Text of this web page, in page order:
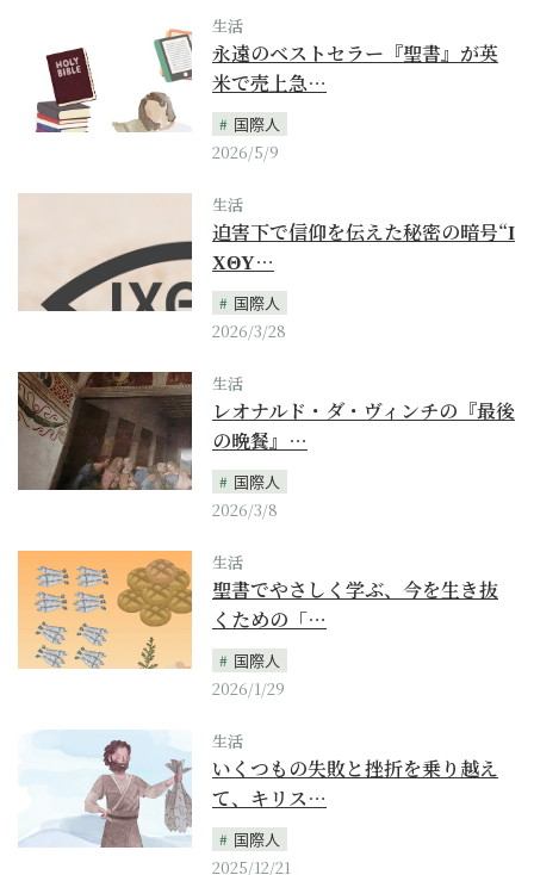
生活
永遠のベストセラー『聖書』が英
米で売上急…
国際人
2026/5/9
生活
迫害下で信仰を伝えた秘密の暗号“Ι
ΧΘΥ…
国際人
2026/3/28
生活
レオナルド・ダ・ヴィンチの『最後
の晩餐』…
国際人
2026/3/8
生活
聖書でやさしく学ぶ、今を生き抜
くための「…
国際人
2026/1/29
生活
いくつもの失敗と挫折を乗り越え
て、キリス…
国際人
2025/12/21